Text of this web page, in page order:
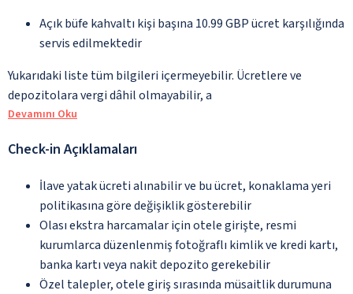
Açık büfe kahvaltı kişi başına 10.99 GBP ücret karşılığında
servis edilmektedir
Yukarıdaki liste tüm bilgileri içermeyebilir. Ücretlere ve
depozitolara vergi dâhil olmayabilir, a
Devamını Oku
Check-in Açıklamaları
İlave yatak ücreti alınabilir ve bu ücret, konaklama yeri
politikasına göre değişiklik gösterebilir
Olası ekstra harcamalar için otele girişte, resmi
kurumlarca düzenlenmiş fotoğraflı kimlik ve kredi kartı,
banka kartı veya nakit depozito gerekebilir
Özel talepler, otele giriş sırasında müsaitlik durumuna